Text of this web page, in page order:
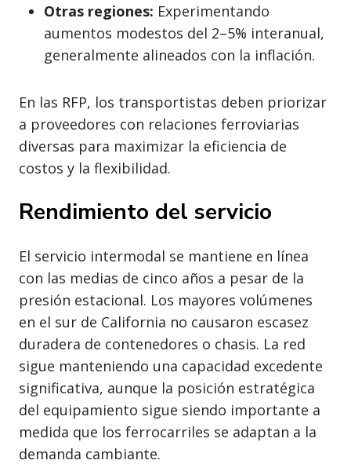
Otras regiones: Experimentando
aumentos modestos del 2–5% interanual,
generalmente alineados con la inflación.
En las RFP, los transportistas deben priorizar
a proveedores con relaciones ferroviarias
diversas para maximizar la eficiencia de
costos y la flexibilidad.
Rendimiento del servicio
El servicio intermodal se mantiene en línea
con las medias de cinco años a pesar de la
presión estacional. Los mayores volúmenes
en el sur de California no causaron escasez
duradera de contenedores o chasis. La red
sigue manteniendo una capacidad excedente
significativa, aunque la posición estratégica
del equipamiento sigue siendo importante a
medida que los ferrocarriles se adaptan a la
demanda cambiante.